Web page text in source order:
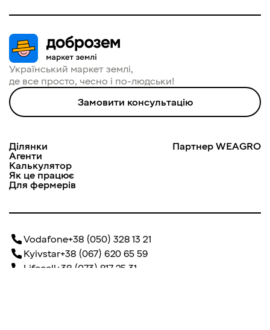
Український маркет землі,
де все просто, чесно і по-людськи!
Замовити консультацію
Ділянки
Агенти
Калькулятор
Як це працює
Для фермерів
Партнер WEAGRO
Vodafone+38 (050) 328 13 21
Kyivstar+38 (067) 620 65 59
Lifecell +38 (073) 817 25 31